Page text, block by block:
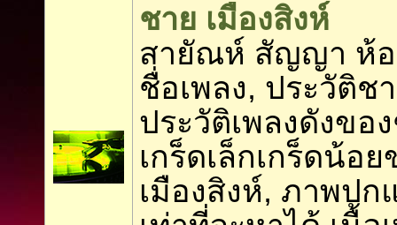
ชาย เมืองสิงห์
สายัณห์ สัญญา ห้อ
ชื่อเพลง, ประวัติช
ประวัติเพลงดังขอ
เกร็ดเล็กเกร็ดน้อ
เมืองสิงห์, ภาพปก